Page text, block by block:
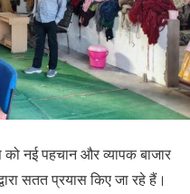
को नई पहचान और व्यापक बाजार
सतत प्रयास किए जा रहे हैं।